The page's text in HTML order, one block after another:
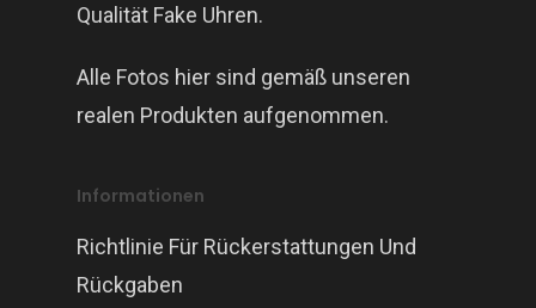
Qualität Fake Uhren.
Alle Fotos hier sind gemäß unseren
realen Produkten aufgenommen.
Informationen
Richtlinie Für Rückerstattungen Und
Rückgaben